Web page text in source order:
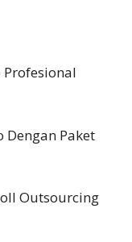
Profesional
Dengan Paket
Outsourcing